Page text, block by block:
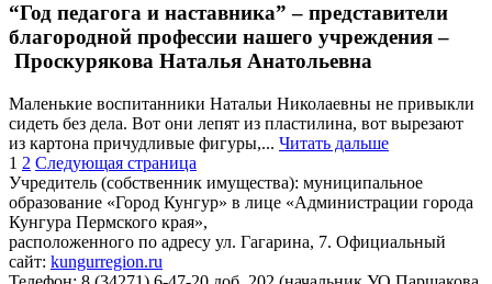
“Год педагога и наставника” – представители
благородной профессии нашего учреждения –
Проскурякова Наталья Анатольевна
Маленькие воспитанники Натальи Николаевны не привыкли
сидеть без дела. Вот они лепят из пластилина, вот вырезают
из картона причудливые фигуры,... Читать дальше
1 2 Следующая страница
Учредитель (собственник имущества): муниципальное
образование «Город Кунгур» в лице «Администрации города
Кунгура Пермского края»,
расположенного по адресу ул. Гагарина, 7. Официальный
сайт: kungurregion.ru